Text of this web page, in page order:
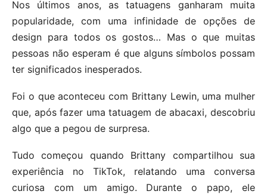
Nos últimos anos, as tatuagens ganharam muita
popularidade, com uma infinidade de opções de
design para todos os gostos… Mas o que muitas
pessoas não esperam é que alguns símbolos possam
ter significados inesperados.
Foi o que aconteceu com Brittany Lewin, uma mulher
que, após fazer uma tatuagem de abacaxi, descobriu
algo que a pegou de surpresa.
Tudo começou quando Brittany compartilhou sua
experiência no TikTok, relatando uma conversa
curiosa com um amigo. Durante o papo, ele